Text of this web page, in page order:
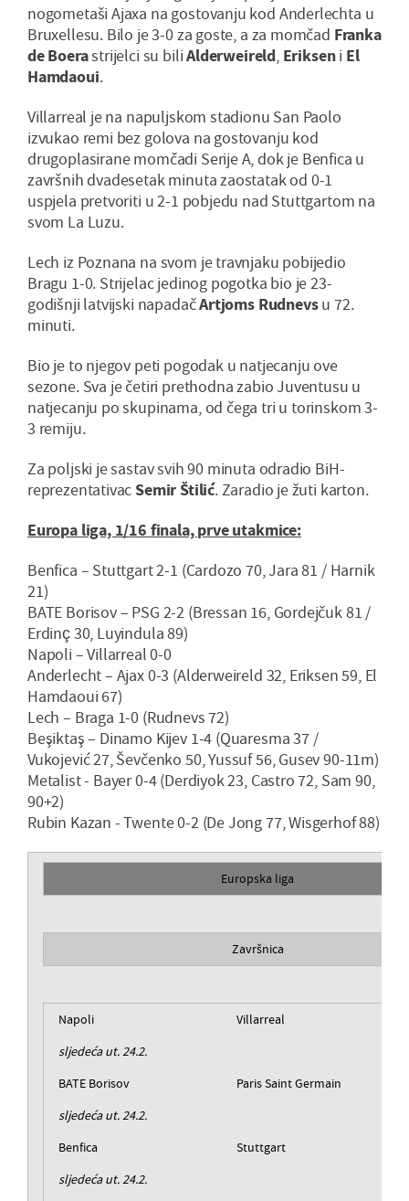
nogometaši Ajaxa na gostovanju kod Anderlechta u
Bruxellesu. Bilo je 3-0 za goste, a za momčad Franka
de Boerastrijelci su biliAlderweireld, Erikseni El
Hamdaoui.
Villarreal je na napuljskom stadionu San Paolo
izvukao remi bez golova na gostovanju kod
drugoplasirane momčadi Serije A, dok je Benfica u
završnih dvadesetak minuta zaostatak od 0-1
uspjela pretvoriti u 2-1 pobjedu nad Stuttgartom na
svom La Luzu.
Lech iz Poznana na svom je travnjaku pobijedio
Bragu 1-0. Strijelac jedinog pogotka bio je 23-
godišnji latvijski napadačArtjoms Rudnevsu 72.
minuti.
Bio je to njegov peti pogodak u natjecanju ove
sezone. Sva je četiri prethodna zabio Juventusu u
natjecanju po skupinama, od čega tri u torinskom 3-
3 remiju.
Za poljski je sastav svih 90 minuta odradio BiH-
reprezentativac Semir Štilić. Zaradio je žuti karton.
Europa liga, 1/16 finala, prve utakmice:
Benfica – Stuttgart 2-1 (Cardozo 70, Jara 81 / Harnik
21)
BATE Borisov – PSG 2-2 (Bressan 16, Gordejčuk 81 /
Erdinç 30, Luyindula 89)
Napoli – Villarreal 0-0
Anderlecht – Ajax 0-3 (Alderweireld 32, Eriksen 59, El
Hamdaoui 67)
Lech – Braga 1-0 (Rudnevs 72)
Beşiktaş – Dinamo Kijev 1-4 (Quaresma 37 /
Vukojević 27, Ševčenko 50, Yussuf 56, Gusev 90-11m)
Metalist - Bayer 0-4 (Derdiyok 23, Castro 72, Sam 90,
90+2)
Rubin Kazan - Twente 0-2 (De Jong 77, Wisgerhof 88)
Europska liga
Završnica
Napoli
Villarreal
sljedeća ut. 24.2.
BATE Borisov
Paris Saint Germain
sljedeća ut. 24.2.
Benfica
Stuttgart
sljedeća ut. 24.2.